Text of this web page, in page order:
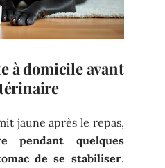
à domicile avant
jaune après le repas,
pendant quelques
de se stabiliser.